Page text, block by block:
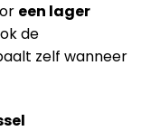
een lager
de
zelf wanneer